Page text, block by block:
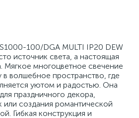
100/DGA MULTI IP20 DEW
источник света, а настоящая
Мягкое многоцветное свечение
волшебное пространство, где
уютом и радостью. Она
праздничного декора,
или создания романтической
Гибкая конструкция и